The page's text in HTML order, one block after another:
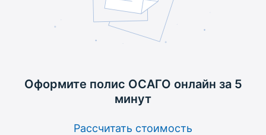
Оформите полис ОСАГО онлайн за 5
минут
Рассчитать стоимость